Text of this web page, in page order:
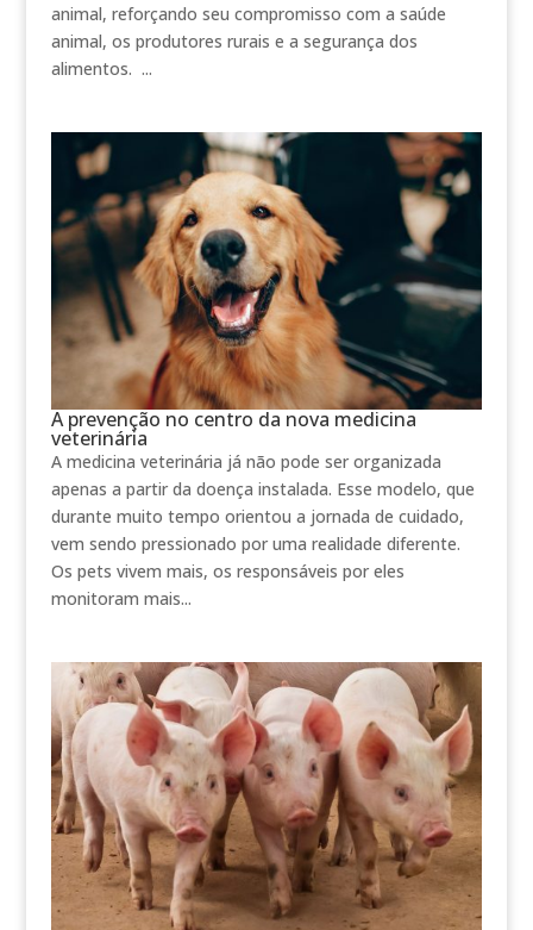
animal, reforçando seu compromisso com a saúde
animal, os produtores rurais e a segurança dos
alimentos. ...
A prevenção no centro da nova medicina
veterinária
A medicina veterinária já não pode ser organizada
apenas a partir da doença instalada. Esse modelo, que
durante muito tempo orientou a jornada de cuidado,
vem sendo pressionado por uma realidade diferente.
Os pets vivem mais, os responsáveis por eles
monitoram mais...